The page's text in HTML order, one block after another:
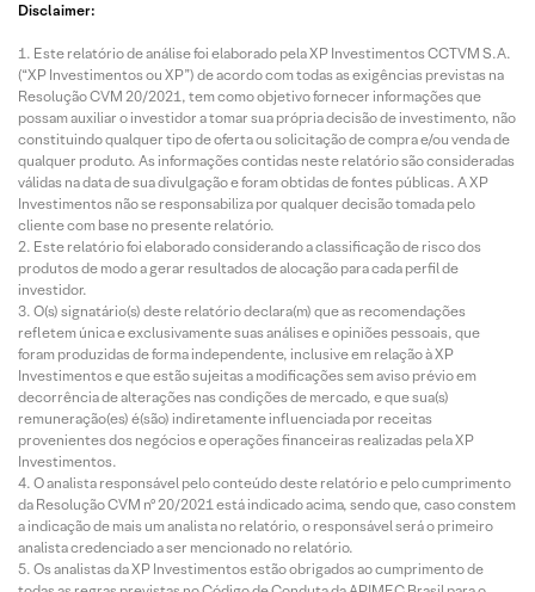
Disclaimer:
Este relatório de análise foi elaborado pela XP Investimentos CCTVM S.A.
(“XP Investimentos ou XP”) de acordo com todas as exigências previstas na
Resolução CVM 20/2021, tem como objetivo fornecer informações que
possam auxiliar o investidor a tomar sua própria decisão de investimento, não
constituindo qualquer tipo de oferta ou solicitação de compra e/ou venda de
qualquer produto. As informações contidas neste relatório são consideradas
válidas na data de sua divulgação e foram obtidas de fontes públicas. A XP
Investimentos não se responsabiliza por qualquer decisão tomada pelo
cliente com base no presente relatório.
Este relatório foi elaborado considerando a classificação de risco dos
produtos de modo a gerar resultados de alocação para cada perfil de
investidor.
O(s) signatário(s) deste relatório declara(m) que as recomendações
refletem única e exclusivamente suas análises e opiniões pessoais, que
foram produzidas de forma independente, inclusive em relação à XP
Investimentos e que estão sujeitas a modificações sem aviso prévio em
decorrência de alterações nas condições de mercado, e que sua(s)
remuneração(es) é(são) indiretamente influenciada por receitas
provenientes dos negócios e operações financeiras realizadas pela XP
Investimentos.
O analista responsável pelo conteúdo deste relatório e pelo cumprimento
da Resolução CVM nº 20/2021 está indicado acima, sendo que, caso constem
a indicação de mais um analista no relatório, o responsável será o primeiro
analista credenciado a ser mencionado no relatório.
Os analistas da XP Investimentos estão obrigados ao cumprimento de